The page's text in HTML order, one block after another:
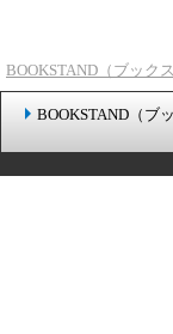
BOOKSTAND（ブック
BOOKSTAND（ブ